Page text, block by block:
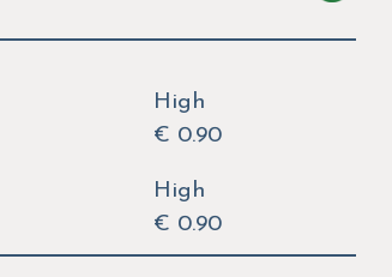
High
€ 0.90
High
€ 0.90